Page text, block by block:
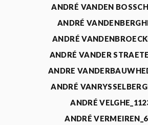
ANDRÉ VANDEN
ANDRÉ
ANDRÉ
ANDRÉ VANDER
ANDRE
ANDRÉ
ANDRÉ
ANDRÉ